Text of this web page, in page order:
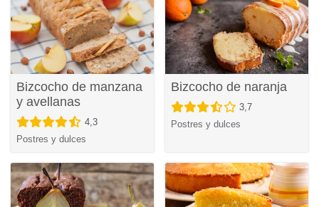
Bizcocho de manzana
y avellanas
4,3
Postres y dulces
Bizcocho de naranja
3,7
Postres y dulces